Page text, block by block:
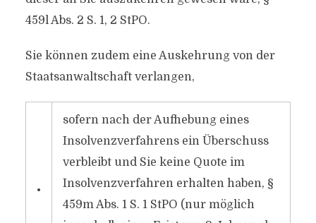
459l Abs. 2 S. 1, 2 StPO.
Sie können zudem eine Auskehrung von der
Staatsanwaltschaft verlangen,
•
sofern nach der Aufhebung eines
Insolvenzverfahrens ein Überschuss
verbleibt und Sie keine Quote im
Insolvenzverfahren erhalten haben, §
459m Abs. 1 S. 1 StPO (nur möglich